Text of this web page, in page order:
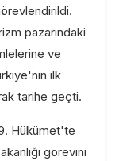
pazarındaki
ve
ilk
tarihe geçti.
Hükümet'te
görevini